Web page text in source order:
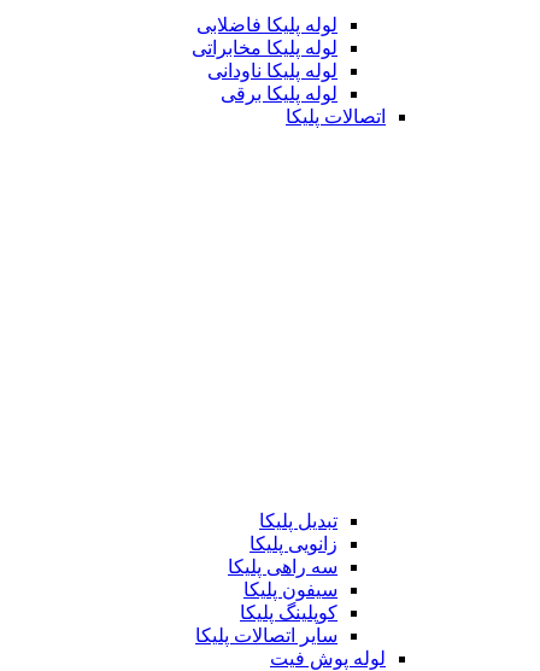
لوله پلیکا فاضلابی
لوله پلیکا مخابراتی
لوله پلیکا ناودانی
لوله پلیکا برقی
اتصالات پلیکا
تبدیل پلیکا
زانویی پلیکا
سه راهی پلیکا
سیفون پلیکا
کوپلینگ پلیکا
سایر اتصالات پلیکا
لوله پوش فیت